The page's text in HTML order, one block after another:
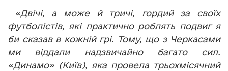
«Двічі, а може й тричі, гордий за своїх
футболістів, які практично роблять подвиг я
би сказав в кожній грі. Тому, що з Черкасами
ми віддали надзвичайно багато сил.
«Динамо» (Київ), яка провела трьохмісячний